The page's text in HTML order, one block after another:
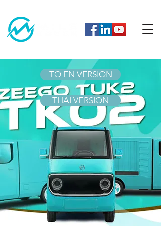
TO EN VERSION
THAI VERSION